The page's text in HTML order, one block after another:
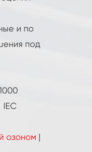
и по
под
IEC
озоном |